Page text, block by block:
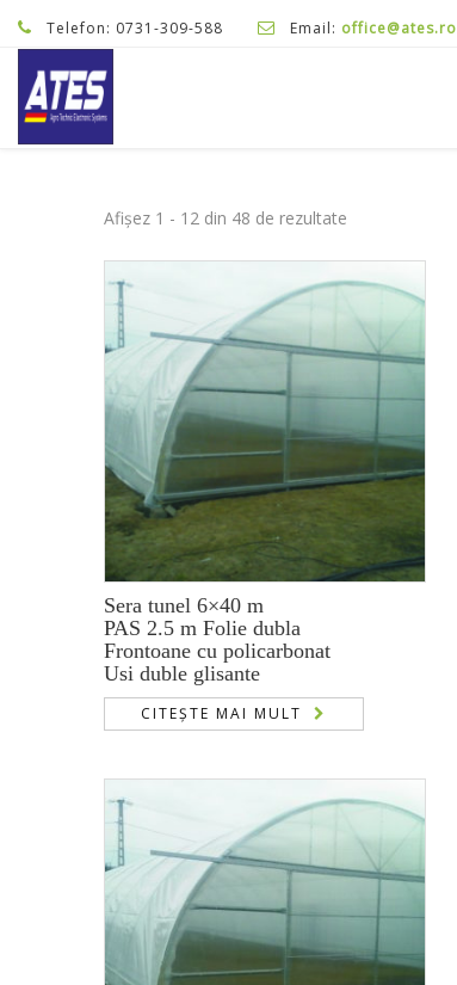
Telefon: 0731-309-588 Email: office@ates.ro
Afișez 1 - 12 din 48 de rezultate
cele
recente
Sera tunel 6×40 m
PAS 2.5 m Folie dubla
Frontoane cu policarbonat
Usi duble glisante
CITEȘTE MAI MULT